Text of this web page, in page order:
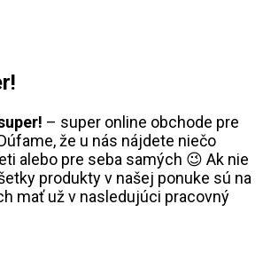
– super online obchode pre
že u nás nájdete niečo
alebo pre seba samých 😉 Ak nie
produkty v našej ponuke sú na
mať už v nasledujúci pracovný